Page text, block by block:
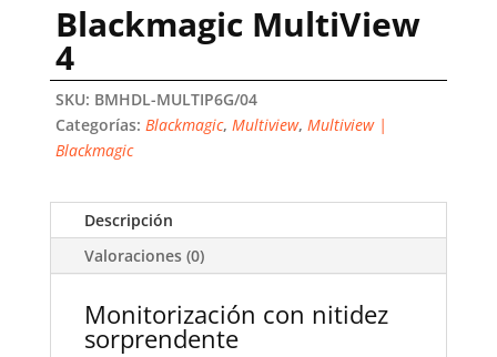
Blackmagic MultiView
4
SKU: BMHDL-MULTIP6G/04
Categorías: Blackmagic, Multiview, Multiview |
Blackmagic
Descripción
Valoraciones (0)
Monitorización con nitidez
sorprendente